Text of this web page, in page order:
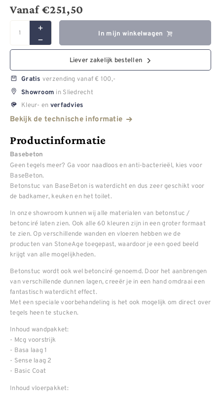
Vanaf€251,50
In mijn winkelwagen
Liever zakelijk bestellen
Gratis verzending vanaf € 100,-
Showroom in Sliedrecht
Kleur- en verfadvies
Bekijk de technische informatie
Productinformatie
Basebeton
Geen tegels meer? Ga voor naadloos en anti-bacterieël, kies voor
BaseBeton.
Betonstuc van BaseBeton is waterdicht en dus zeer geschikt voor
de badkamer, keuken en het toilet.
In onze showroom kunnen wij alle materialen van betonstuc /
betonciré laten zien. Ook alle 60 kleuren zijn in een groter formaat
te zien. Op verschillende wanden en vloeren hebben we de
producten van StoneAge toegepast, waardoor je een goed beeld
krijgt van alle mogelijkheden.
Betonstuc wordt ook wel betonciré genoemd. Door het aanbrengen
van verschillende dunnen lagen, creeër je in een hand omdraai een
fantastisch waterdicht effect.
Met een speciale voorbehandeling is het ook mogelijk om direct over
tegels heen te stucken.
Inhoud wandpakket:
- Mcg voorstrijk
- Basa laag 1
- Sense laag 2
- Basic Coat
Inhoud vloerpakket: